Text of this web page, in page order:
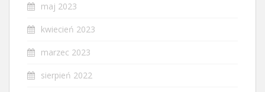
maj 2023
kwiecień 2023
marzec 2023
sierpień 2022